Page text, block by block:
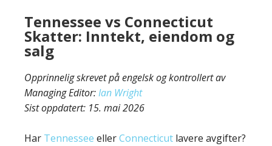
Tennessee vs Connecticut
Skatter: Inntekt, eiendom og
salg
Opprinnelig skrevet på engelsk og kontrollert av
Managing Editor:Ian Wright
Sist oppdatert: 15. mai 2026
Har Tennessee ellerConnecticut lavere avgifter?